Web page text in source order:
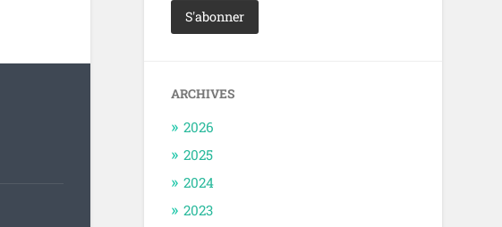
ARCHIVES
2026
2025
2024
2023